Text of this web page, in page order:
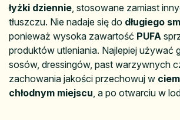
łyżki dziennie , stosowane zamiast
tłuszczu. Nie nadaje się do długiego
ponieważ wysoka zawartość PUFA
produktów utleniania. Najlepiej używać
sosów, dressingów, past warzywnych
zachowania jakości przechowuj w
chłodnym miejscu , a po otwarciu w